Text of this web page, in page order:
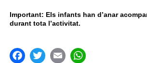
Important: Els infants han d’anar
durant tota l’activitat.